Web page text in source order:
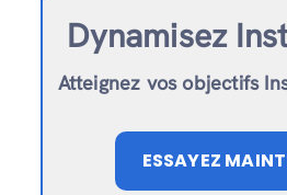
Dynamisez
Atteignez vos objectifs
ESSAYEZ